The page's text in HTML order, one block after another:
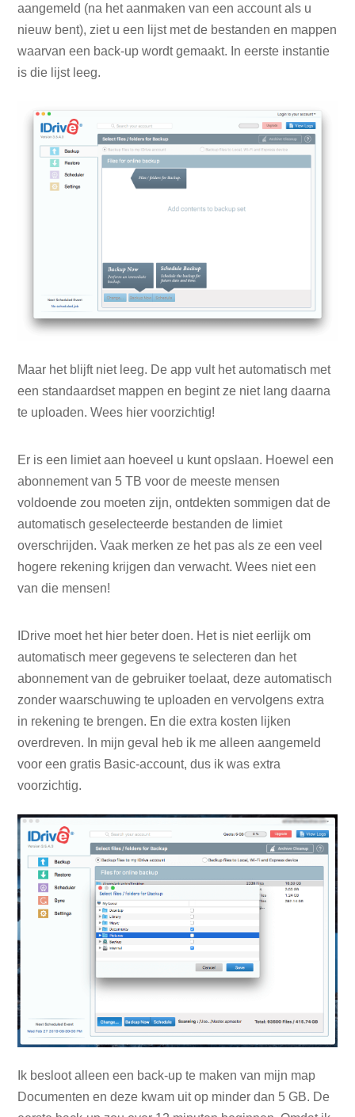
aangemeld (na het aanmaken van een account als u
nieuw bent), ziet u een lijst met de bestanden en mappen
waarvan een back-up wordt gemaakt. In eerste instantie
is die lijst leeg.
Maar het blijft niet leeg. De app vult het automatisch met
een standaardset mappen en begint ze niet lang daarna
te uploaden. Wees hier voorzichtig!
Er is een limiet aan hoeveel u kunt opslaan. Hoewel een
abonnement van 5 TB voor de meeste mensen
voldoende zou moeten zijn, ontdekten sommigen dat de
automatisch geselecteerde bestanden de limiet
overschrijden. Vaak merken ze het pas als ze een veel
hogere rekening krijgen dan verwacht. Wees niet een
van die mensen!
IDrive moet het hier beter doen. Het is niet eerlijk om
automatisch meer gegevens te selecteren dan het
abonnement van de gebruiker toelaat, deze automatisch
zonder waarschuwing te uploaden en vervolgens extra
in rekening te brengen. En die extra kosten lijken
overdreven. In mijn geval heb ik me alleen aangemeld
voor een gratis Basic-account, dus ik was extra
voorzichtig.
Ik besloot alleen een back-up te maken van mijn map
Documenten en deze kwam uit op minder dan 5 GB. De